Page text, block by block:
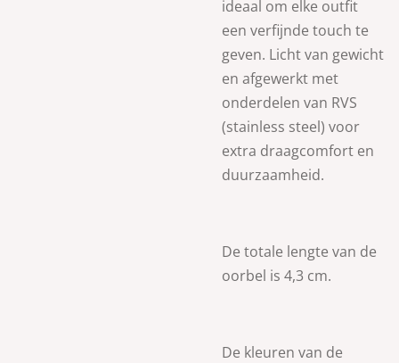
ideaal om elke outfit
een verfijnde touch te
geven. Licht van gewicht
en afgewerkt met
onderdelen van RVS
(stainless steel) voor
extra draagcomfort en
duurzaamheid.
De totale lengte van de
oorbel is 4,3 cm.
De kleuren van de